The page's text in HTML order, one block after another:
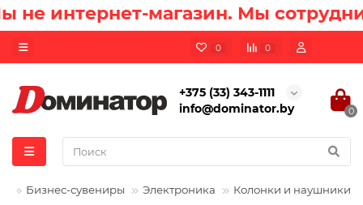
интернет-магазин. Мы
0 0
+375 (33) 343-1111
info@dominator.by
0
Бизнес-сувениры Электроника Колонки и наушники